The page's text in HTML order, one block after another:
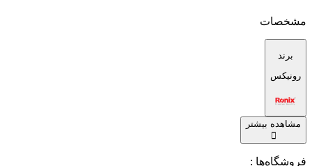
مشخصات
برند
رونیکس
مشاهده بیشتر
فروشگاه‌ها :